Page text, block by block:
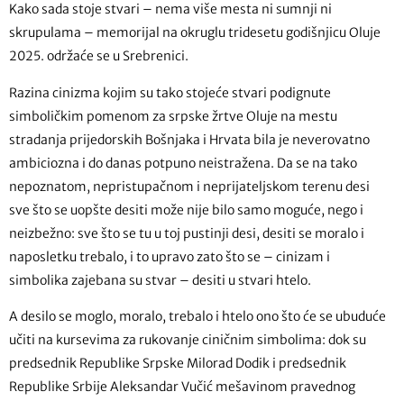
Kako sada stoje stvari – nema više mesta ni sumnji ni
skrupulama – memorijal na okruglu tridesetu godišnjicu Oluje
2025. održaće se u Srebrenici.
Razina cinizma kojim su tako stojeće stvari podignute
simboličkim pomenom za srpske žrtve Oluje na mestu
stradanja prijedorskih Bošnjaka i Hrvata bila je neverovatno
ambiciozna i do danas potpuno neistražena. Da se na tako
nepoznatom, nepristupačnom i neprijateljskom terenu desi
sve što se uopšte desiti može nije bilo samo moguće, nego i
neizbežno: sve što se tu u toj pustinji desi, desiti se moralo i
naposletku trebalo, i to upravo zato što se – cinizam i
simbolika zajebana su stvar – desiti u stvari htelo.
A desilo se moglo, moralo, trebalo i htelo ono što će se ubuduće
učiti na kursevima za rukovanje ciničnim simbolima: dok su
predsednik Republike Srpske Milorad Dodik i predsednik
Republike Srbije Aleksandar Vučić mešavinom pravednog